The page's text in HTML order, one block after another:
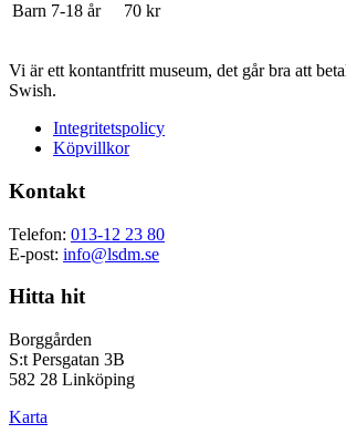
Barn 7-18 år
70 kr
Vi är ett kontantfritt museum, det går bra att
Swish.
Integritetspolicy
Köpvillkor
Kontakt
Telefon: 013-12 23 80
E-post: info@lsdm.se
Hitta hit
Borggården
S:t Persgatan 3B
582 28 Linköping
Karta